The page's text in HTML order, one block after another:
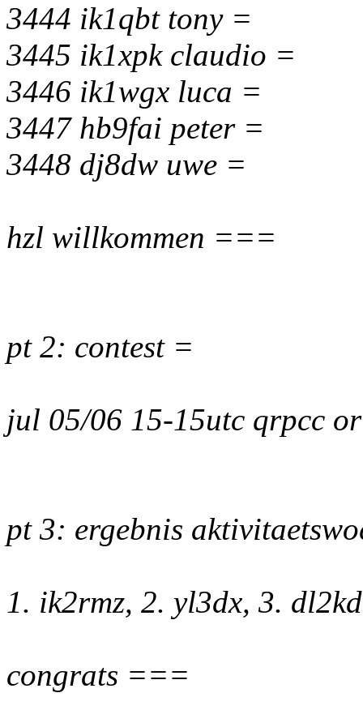
3444 ik1qbt tony =
3445 ik1xpk claudio =
3446 ik1wgx luca =
3447 hb9fai peter =
3448 dj8dw uwe =
hzl willkommen ===
pt 2: contest =
jul 05/06 15-15utc qrpcc
pt 3: ergebnis
1. ik2rmz, 2. yl3dx, 3.
congrats ===